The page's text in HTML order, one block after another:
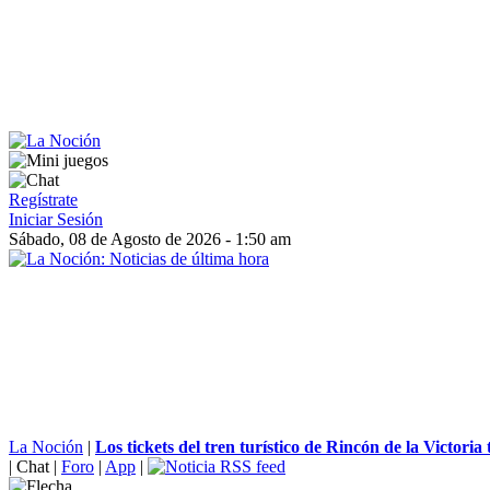
Regístrate
Iniciar Sesión
Sábado, 08 de Agosto de 2026 - 1:50 am
La Noción | Los tickets del tren turístico de Rincón de la Victoria
| Chat | Foro | App |